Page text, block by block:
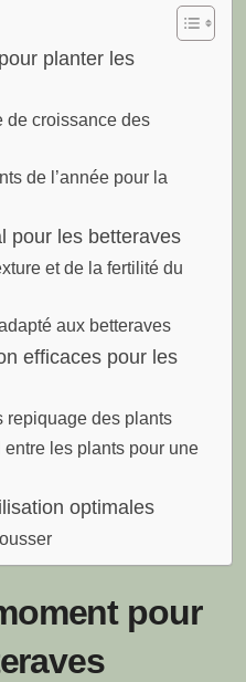
planter les
de croissance des
de l’année pour la
pour les betteraves
et de la fertilité du
aux betteraves
efficaces pour les
repiquage des plants
les plants pour une
optimales
pour